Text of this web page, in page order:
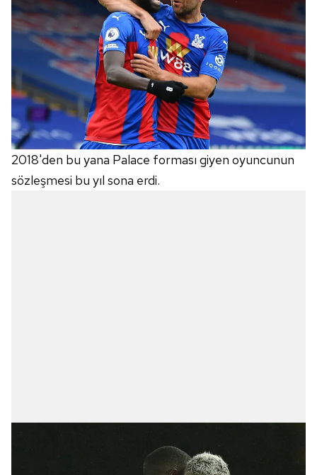
2018'den bu yana Palace forması giyen oyuncunun
sözleşmesi bu yıl sona erdi.